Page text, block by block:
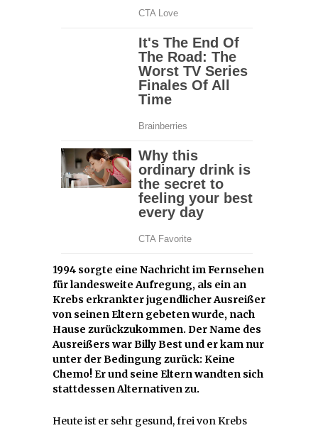
1994 sorgte eine Nachricht im Fernsehen
für landesweite Aufregung, als ein an
Krebs erkrankter jugendlicher Ausreißer
von seinen Eltern gebeten wurde, nach
Hause zurückzukommen. Der Name des
Ausreißers war Billy Best und er kam nur
unter der Bedingung zurück: Keine
Chemo! Er und seine Eltern wandten sich
stattdessen Alternativen zu.
Heute ist er sehr gesund, frei von Krebs